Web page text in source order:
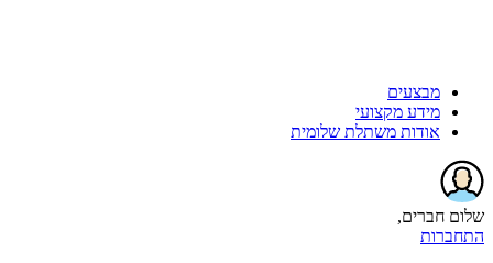
מבצעים
מידע מקצועי
אודות משתלת שלומית
שלום חברים,
התחברות